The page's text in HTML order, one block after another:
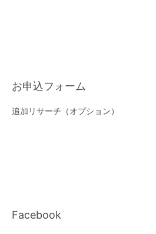
デジタルデータのかたづ
音色をお楽しみください～
の音
けれど、年内に参拝するの
」「大祓（おおはらえ）」
「お寺ヒーリング」はじめ
お申込フォーム
追加リサーチ（オプション）
Facebook